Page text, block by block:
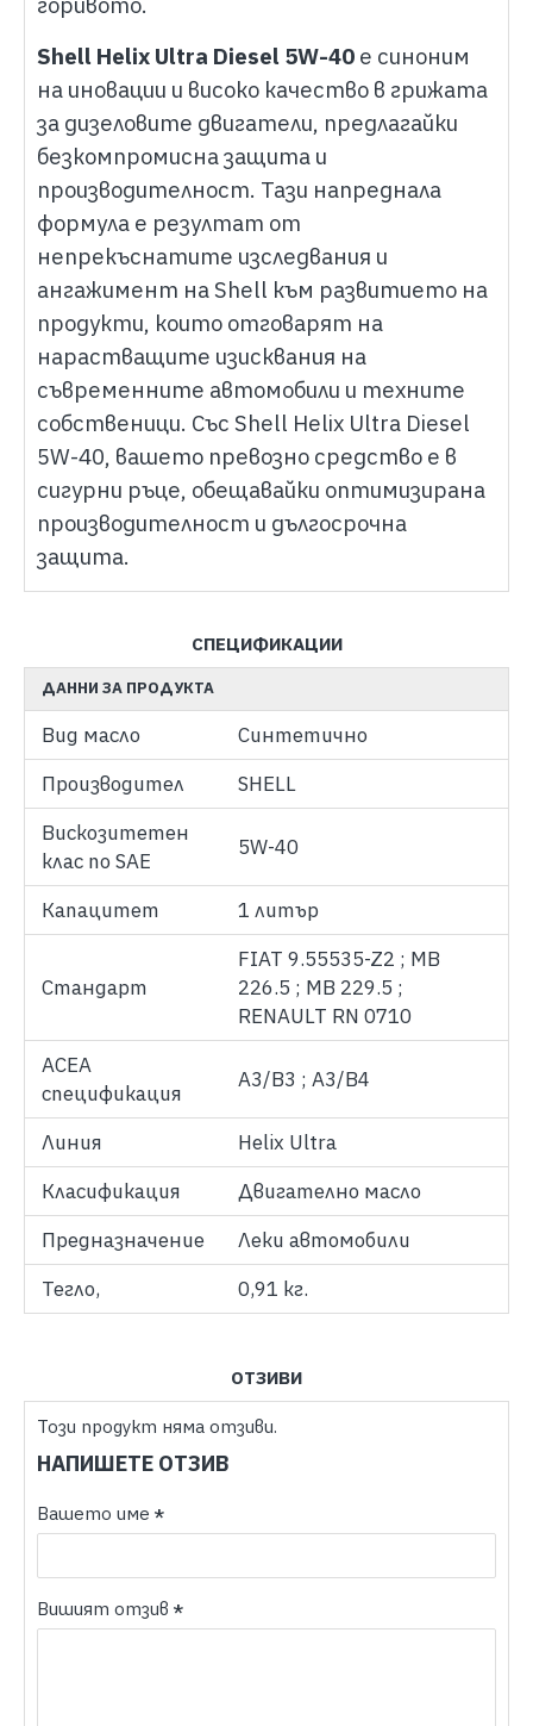
Shell Helix Ultra Diesel 5W-40 е синоним
на иновации и високо качество в грижата
за дизеловите двигатели, предлагайки
безкомпромисна защита и
производителност. Тази напреднала
формула е резултат от
непрекъснатите изследвания и
ангажимент на Shell към развитието на
продукти, които отговарят на
нарастващите изисквания на
съвременните автомобили и техните
собственици. Със Shell Helix Ultra Diesel
5W-40, вашето превозно средство е в
сигурни ръце, обещавайки оптимизирана
производителност и дългосрочна
защита.
СПЕЦИФИКАЦИИ
ДАННИ ЗА ПРОДУКТА
Вид масло
Синтетично
Производител
SHELL
Вискозитетен
клас по SAE
5W-40
Капацитет 1 литър
Стандарт
FIAT 9.55535-Z2 ; MB
226.5 ; MB 229.5 ;
RENAULT RN 0710
ACEA
спецификация
A3/B3 ; A3/B4
Линия
Helix Ultra
Класификация
Двигателно масло
Предназначение
Леки автомобили
Тегло,
0,91 кг.
ОТЗИВИ
Този продукт няма отзиви.
НАПИШЕТЕ ОТЗИВ
Вашето име
Вишият отзив